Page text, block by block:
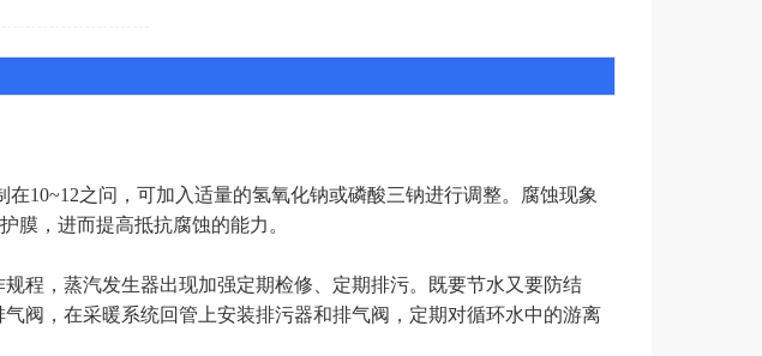
之问，可加入适量的氢氧化钠或磷酸三钠进行调整。腐蚀现象
，进而提高抵抗腐蚀的能力。
，蒸汽发生器出现加强定期检修、定期排污。既要节水又要防结
阀，在采暖系统回管上安装排污器和排气阀，定期对循环水中的游离